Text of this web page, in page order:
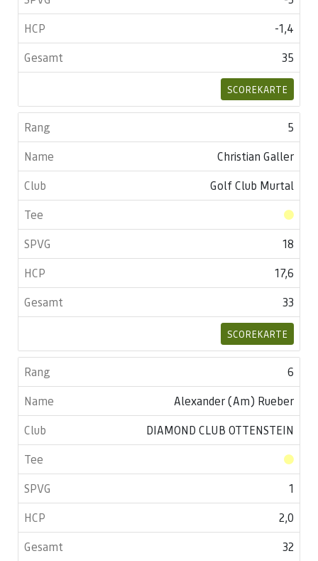
-1,4
35
SCOREKARTE
5
Christian Galler
Golf Club Murtal
18
17,6
33
SCOREKARTE
6
Alexander (Am) Rueber
DIAMOND CLUB OTTENSTEIN
1
2,0
32